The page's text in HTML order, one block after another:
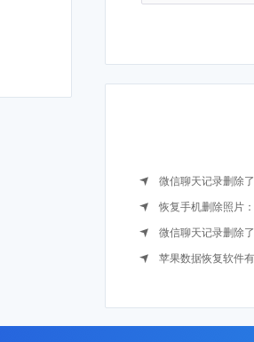
微信聊天记录删除了
恢复手机删除照片
微信聊天记录删除了
苹果数据恢复软件